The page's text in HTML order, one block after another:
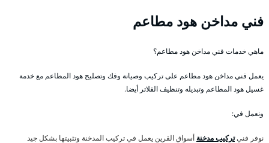
فني مداخن هود مطاعم
ماهي خدمات فني مداخن هود مطاعم؟
يعمل فني مداخن هود مطاعم على تركيب وصيانة وفك وتصليح هود المطاعم مع خدمة
غسيل هود المطاعم وتبديله وتنظيف الفلاتر أيضا.
ونعمل في:
نوفر فنيتركيب مدخنة أسواق القرين يعمل في تركيب المدخنة وتثبيتها بشكل جيد